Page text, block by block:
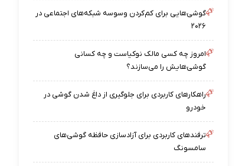
گوشی‌هایی برای کم‌کردن وسوسه شبکه‌های اجتماعی در
۲۰۲۶
امروز چه کسی مالک نوکیاست و چه کسانی
گوشی‌هایش را می‌سازند؟
راهکارهای کاربردی برای جلوگیری از داغ شدن گوشی در
خودرو
ترفندهای کاربردی برای آزادسازی حافظه گوشی‌های
سامسونگ